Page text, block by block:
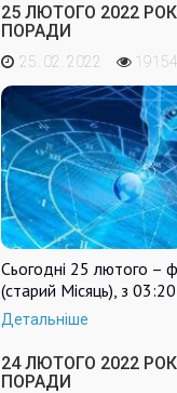
25 ЛЮТОГО 2022
ПОРАДИ
25. 02. 2022 19154
Сьогодні 25 лютого –
(старий Місяць), з
Детальніше
24 ЛЮТОГО 2022
ПОРАДИ